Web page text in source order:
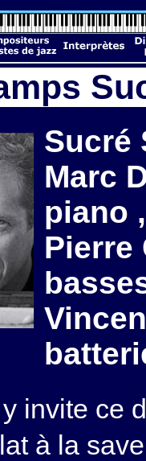
Sucré
Marc
piano
Pierre
invite ce
à la